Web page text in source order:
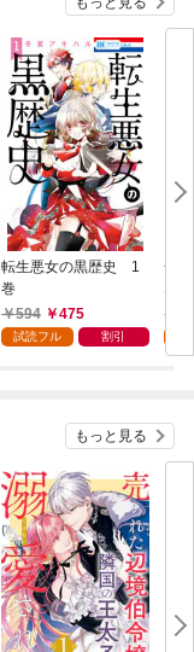
転生悪女の黒歴史 1
巻
594
475
試読フル 割引
一
な
が
い
もっと見る